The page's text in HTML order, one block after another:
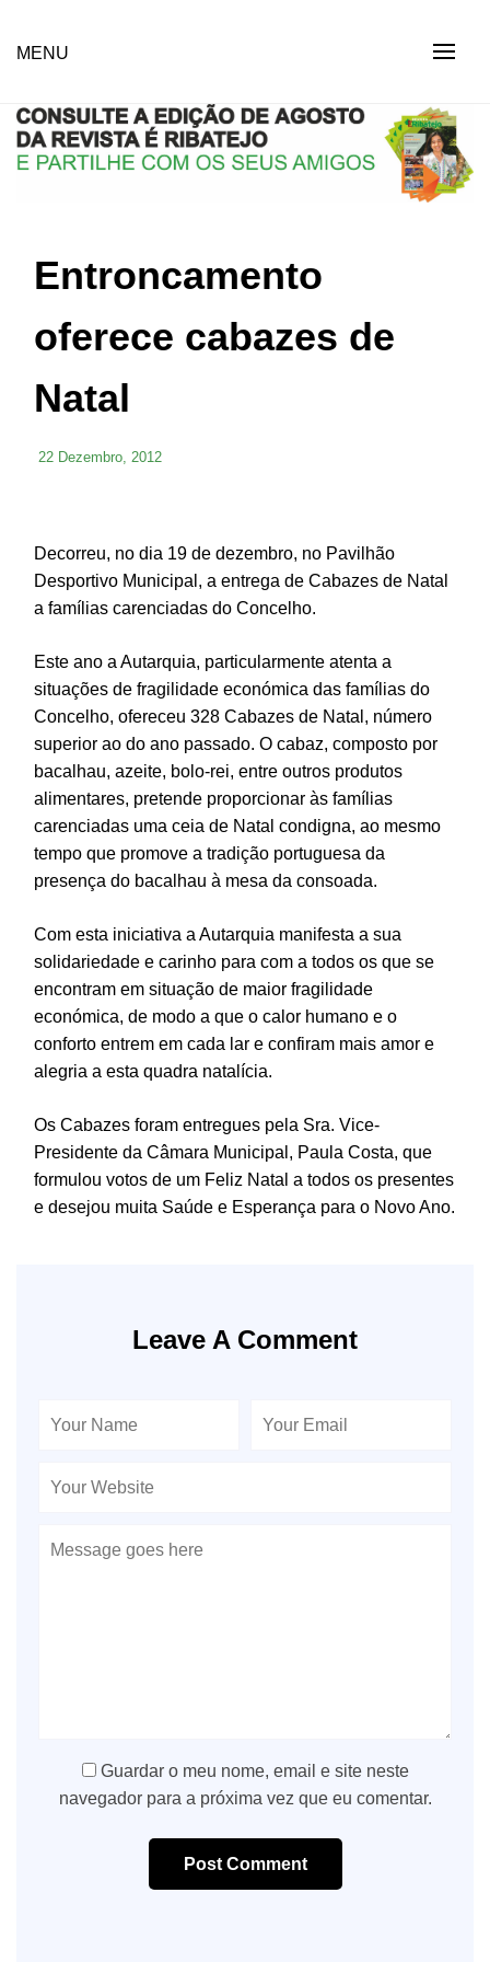
É RIBATEJO – REVISTA
SOCIAL ONLINE
MENU
Entroncamento
oferece cabazes de
Natal
22 Dezembro, 2012
Decorreu, no dia 19 de dezembro, no Pavilhão
Desportivo Municipal, a entrega de Cabazes de Natal
a famílias carenciadas do Concelho.
Este ano a Autarquia, particularmente atenta a
situações de fragilidade económica das famílias do
Concelho, ofereceu 328 Cabazes de Natal, número
superior ao do ano passado. O cabaz, composto por
bacalhau, azeite, bolo-rei, entre outros produtos
alimentares, pretende proporcionar às famílias
carenciadas uma ceia de Natal condigna, ao mesmo
tempo que promove a tradição portuguesa da
presença do bacalhau à mesa da consoada.
Com esta iniciativa a Autarquia manifesta a sua
solidariedade e carinho para com a todos os que se
encontram em situação de maior fragilidade
económica, de modo a que o calor humano e o
conforto entrem em cada lar e confiram mais amor e
alegria a esta quadra natalícia.
Os Cabazes foram entregues pela Sra. Vice-
Presidente da Câmara Municipal, Paula Costa, que
formulou votos de um Feliz Natal a todos os presentes
e desejou muita Saúde e Esperança para o Novo Ano.
Leave A Comment
Guardar o meu nome, email e site neste
navegador para a próxima vez que eu comentar.
Post Comment